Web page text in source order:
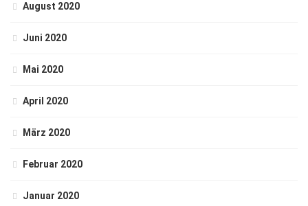
August 2020
Juni 2020
Mai 2020
April 2020
März 2020
Februar 2020
Januar 2020